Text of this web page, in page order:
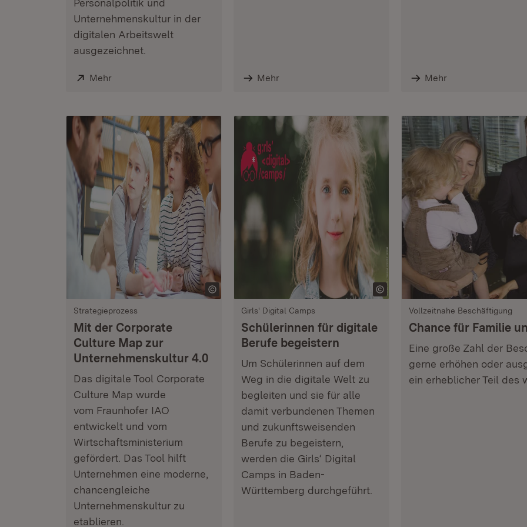
Personalpolitik und
Unternehmenskultur in der
digitalen Arbeitswelt
ausgezeichnet.
Extern:
Mehr(Öffnet in neuem Fenster) Mehr Mehr
Strategieprozess
Mit der Corporate
Culture Map zur
Unternehmenskultur 4.0
Das digitale Tool Corporate
Culture Map wurde
vom Fraunhofer IAO
entwickelt und vom
Wirtschaftsministerium
gefördert. Das Tool hilft
Unternehmen eine moderne,
chancengleiche
Unternehmenskultur zu
etablieren.
Girls' Digital Camps
Schülerinnen für digitale
Berufe begeistern
Um Schülerinnen auf dem
Weg in die digitale Welt zu
begleiten und sie für alle
damit verbundenen Themen
und zukunftsweisenden
Berufe zu begeistern,
werden die Girls‘ Digital
Camps in Baden-
Württemberg durchgeführt.
Vollzeitnahe Beschäftigung
Chance für Familie
Eine große Zahl der
gerne erhöhen oder
ein erheblicher Teil des